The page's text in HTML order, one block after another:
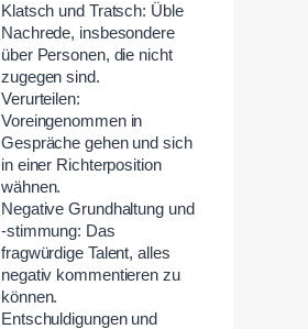
Klatsch und Tratsch: Üble
Nachrede, insbesondere
über Personen, die nicht
zugegen sind.
Verurteilen:
Voreingenommen in
Gespräche gehen und sich
in einer Richterposition
wähnen.
Negative Grundhaltung und
-stimmung: Das
fragwürdige Talent, alles
negativ kommentieren zu
können.
Entschuldigungen und